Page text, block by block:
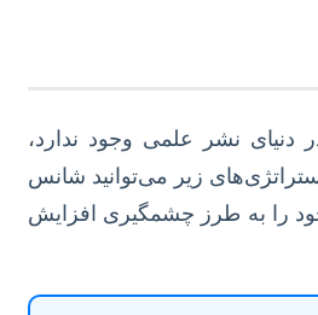
نشر علمی وجود ندارد،
زیر می‌توانید شانس
را به طرز چشمگیری افزایش